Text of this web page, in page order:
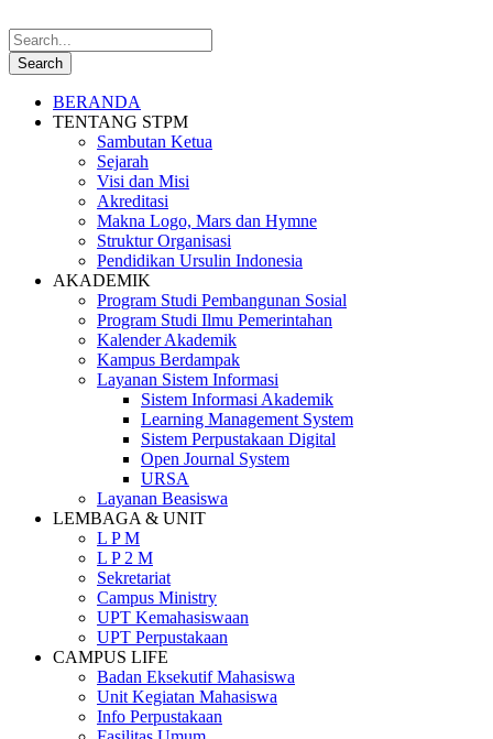
BERANDA
TENTANG STPM
Sambutan Ketua
Sejarah
Visi dan Misi
Akreditasi
Makna Logo, Mars dan Hymne
Struktur Organisasi
Pendidikan Ursulin Indonesia
AKADEMIK
Program Studi Pembangunan Sosial
Program Studi Ilmu Pemerintahan
Kalender Akademik
Kampus Berdampak
Layanan Sistem Informasi
Sistem Informasi Akademik
Learning Management System
Sistem Perpustakaan Digital
Open Journal System
URSA
Layanan Beasiswa
LEMBAGA & UNIT
L P M
L P 2 M
Sekretariat
Campus Ministry
UPT Kemahasiswaan
UPT Perpustakaan
CAMPUS LIFE
Badan Eksekutif Mahasiswa
Unit Kegiatan Mahasiswa
Info Perpustakaan